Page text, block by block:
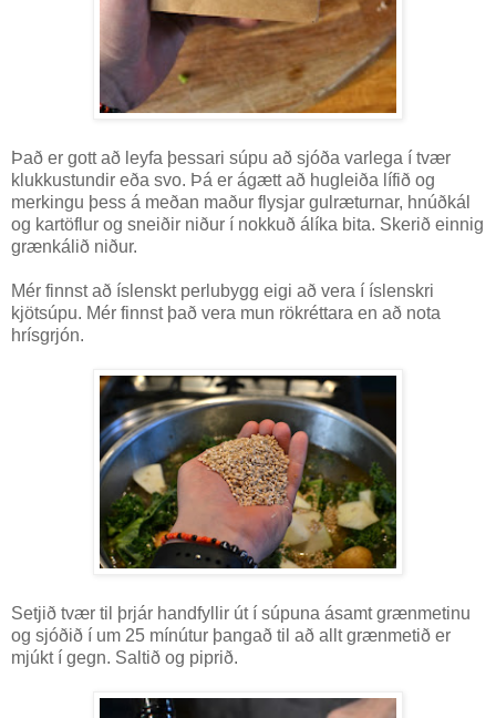
Það er gott að leyfa þessari súpu að sjóða varlega í tvær
klukkustundir eða svo. Þá er ágætt að hugleiða lífið og
merkingu þess á meðan maður flysjar gulræturnar, hnúðkál
og kartöflur og sneiðir niður í nokkuð álíka bita. Skerið einnig
grænkálið niður.
Mér finnst að íslenskt perlubygg eigi að vera í íslenskri
kjötsúpu. Mér finnst það vera mun rökréttara en að nota
hrísgrjón.
Setjið tvær til þrjár handfyllir út í súpuna ásamt grænmetinu
og sjóðið í um 25 mínútur þangað til að allt grænmetið er
mjúkt í gegn. Saltið og piprið.